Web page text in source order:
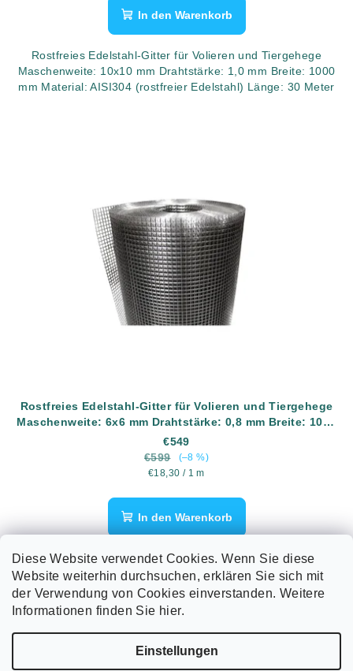
Diese Website verwendet Cookies. Wenn Sie diese
Website weiterhin durchsuchen, erklären Sie sich mit
der Verwendung von Cookies einverstanden. Weitere
Informationen finden Sie hier.
Einstellungen
In den Warenkorb
Rostfreies Edelstahl-Gitter für Volieren und Tiergehege
Maschenweite: 10x10 mm Drahtstärke: 1,0 mm Breite: 1000
mm Material: AISI304 (rostfreier Edelstahl) Länge: 30 Meter
Rostfreies Edelstahl-Gitter für Volieren und Tiergehege
Maschenweite: 6x6 mm Drahtstärke: 0,8 mm Breite: 1000
mm Material: AISI304 (rostfreier Edelstahl) Länge: 30
Meter
€549
€599
(–8 %)
Verkaufspreis:
€18,30 / 1 m
In den Warenkorb
Rostfreies Edelstahl-Gitter für Volieren und Tiergehege
Maschenweite: 6.3x6.3 mm Drahtstärke: 0.8 mm Breite: 1000
mm Material: AISI304 (rostfreier Edelstahl) Länge: 30 Meter